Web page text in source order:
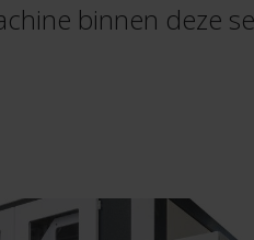
binnen deze